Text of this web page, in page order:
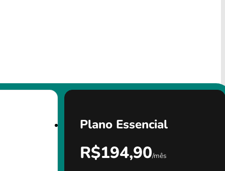
Plano Essencial
R$194,90/mês